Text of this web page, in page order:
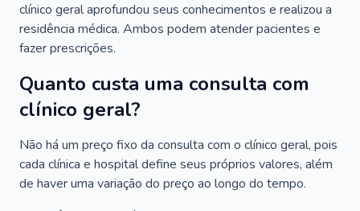
clínico geral aprofundou seus conhecimentos e realizou a
residência médica. Ambos podem atender pacientes e
fazer prescrições.
Quanto custa uma consulta com
clínico geral?
Não há um preço fixo da consulta com o clínico geral, pois
cada clínica e hospital define seus próprios valores, além
de haver uma variação do preço ao longo do tempo.